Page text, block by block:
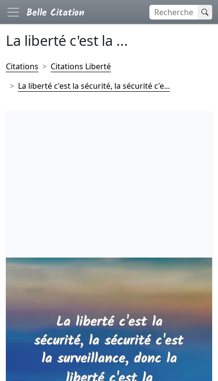
La liberté c'est la ...
Citations
Citations Liberté
La liberté c'est la sécurité, la sécurité c'e...